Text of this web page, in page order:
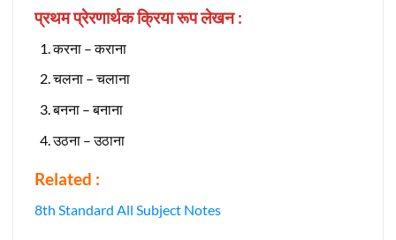
प्रथम प्रेरणार्थक क्रिया रूप लेखन :
करना – कराना
चलना – चलाना
बनना – बनाना
उठना – उठाना
Related :
8th Standard All Subject Notes